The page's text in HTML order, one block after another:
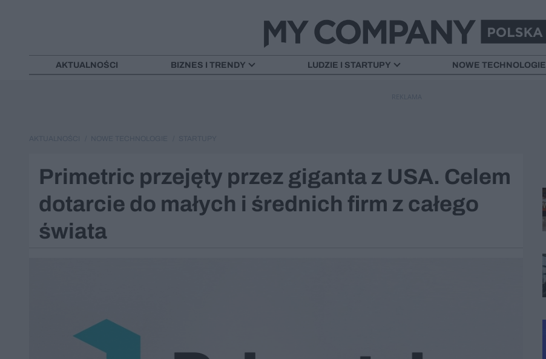
AKTUALNOŚCI BIZNES I TRENDY LUDZIE I STARTUPY NOWE TECHNOLOGIE
Primetric przejęty przez giganta z USA. Celem
dotarcie do małych i średnich firm z całego
świata